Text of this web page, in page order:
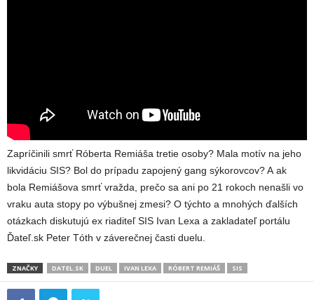
Zapríčinili smrť Róberta Remiáša tretie osoby? Mala motív na jeho
likvidáciu SIS? Bol do prípadu zapojený gang sýkorovcov? A ak
bola Remiášova smrť vražda, prečo sa ani po 21 rokoch nenašli vo
vraku auta stopy po výbušnej zmesi? O týchto a mnohých ďalších
otázkach diskutujú ex riaditeľ SIS Ivan Lexa a zakladateľ portálu
Ďateľ.sk Peter Tóth v záverečnej časti duelu.
ZNAČKY DATEL.SK DUEL IVAN LEXA RÓBERT REMIÁŠ SIS